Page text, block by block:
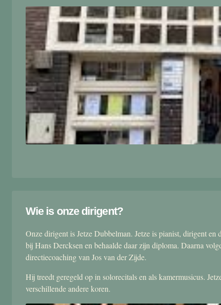
Wie is onze dirigent?
Onze dirigent is Jetze Dubbelman. Jetze is pianist, dirigent
bij Hans Dercksen en behaalde daar zijn diploma. Daarna
directiecoaching van Jos van der Zijde.
Hij treedt geregeld op in solorecitals en als kamermusicus.
verschillende andere koren.